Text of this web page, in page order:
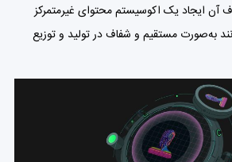
آن ایجاد یک اکوسیستم محتوای غیرمتمرکز
به‌صورت مستقیم و شفاف در تولید و توزیع